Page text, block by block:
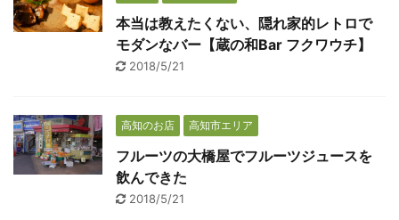
本当は教えたくない、隠れ家的レトロで
モダンなバー【蔵の和Bar フクワウチ】
2018/5/21
高知のお店 高知市エリア
フルーツの大橋屋でフルーツジュースを
飲んできた
2018/5/21